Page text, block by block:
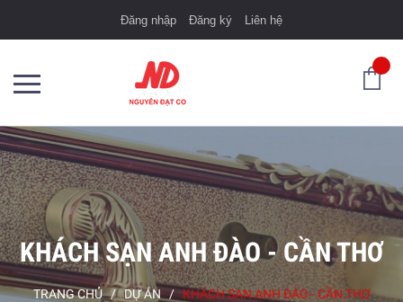
Đăng nhập Đăng ký Liên hệ
KHÁCH SẠN ANH ĐÀO - CẦN THƠ
TRANG CHỦ / DỰ ÁN / KHÁCH SẠN ANH ĐÀO - CẦN THƠ